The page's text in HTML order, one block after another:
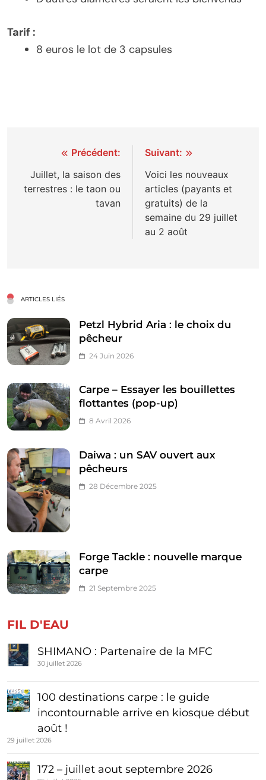
Tarif :
8 euros le lot de 3 capsules
Navigation
de
l’article
Précédent:
Juillet, la saison des
terrestres : le taon ou
tavan
Suivant:
Voici les nouveaux
articles (payants et
gratuits) de la
semaine du 29 juillet
au 2 août
ARTICLES LIÉS
Petzl Hybrid Aria : le choix du
pêcheur
24 Juin 2026
Carpe – Essayer les bouillettes
flottantes (pop-up)
8 Avril 2026
Daiwa : un SAV ouvert aux
pêcheurs
28 Décembre 2025
Forge Tackle : nouvelle marque
carpe
21 Septembre 2025
FIL D'EAU
SHIMANO : Partenaire de la MFC
30 juillet 2026
100 destinations carpe : le guide
incontournable arrive en kiosque début
août !
29 juillet 2026
172 – juillet aout septembre 2026